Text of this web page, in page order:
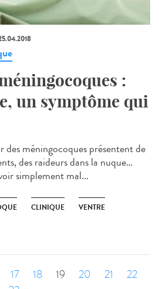
:
un symptôme qui
des méningocoques présentent de
des raideurs dans la nuque…
simplement mal...
CLINIQUE VENTRE
17 18 19 20 21
22